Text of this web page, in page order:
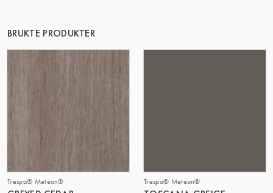
BRUKTE PRODUKTER
Trespa® Meteon® Trespa® Meteon®